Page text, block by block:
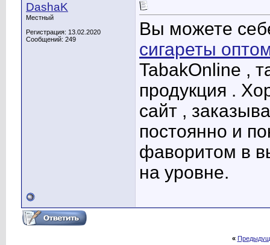
DashaK
Местный
Регистрация: 13.02.2020
Сообщений: 249
Вы можете
сигареты
TabakOnline ,
продукция .
сайт ,
постоянно и
фаворитом в
на уровне.
«